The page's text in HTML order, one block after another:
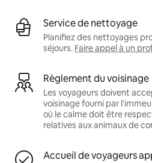
Service de nettoyage
Planifiez des nettoyages
séjours. Faire appel à un
Règlement du voisinage
Les voyageurs doivent
voisinage fourni par
où le calme doit être
relatives aux animaux de
Accueil de voyageurs